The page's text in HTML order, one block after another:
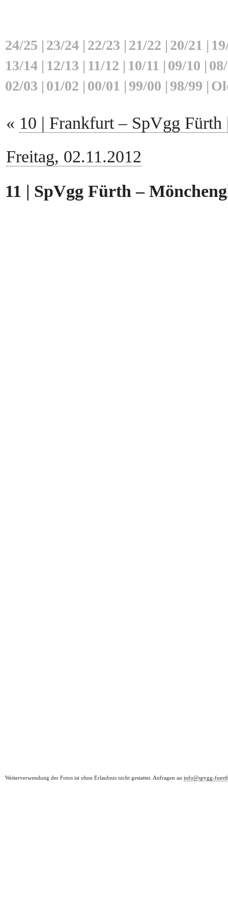
24/25 | 23/24 | 22/23 | 21/22 | 20/21 |
13/14 | 12/13 | 11/12 | 10/11 | 09/10 |
02/03 | 01/02 | 00/01 | 99/00 | 98/99 |
« 10 | Frankfurt – SpVgg Fürth
Freitag, 02.11.2012
11 | SpVgg Fürth –
Weiterverwendung der Fotos ist ohne Erlaubnis nicht gestattet. Anfragen an info@spvgg-